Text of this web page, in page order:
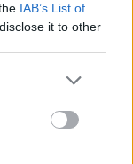
IAB’s List of
it to other
από το
δρόμο σου»,
για το Άγιο